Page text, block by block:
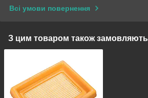
Всі умови повернення
З цим товаром також замовляють